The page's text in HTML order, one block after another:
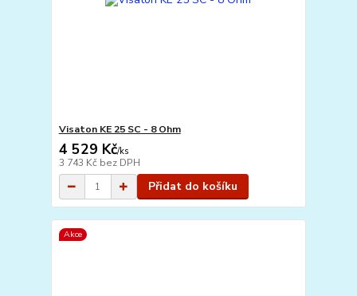
Visaton KE 25 SC - 8 Ohm
4 529 Kč/ks
3 743 Kč bez DPH
Přidat do košíku
Akce